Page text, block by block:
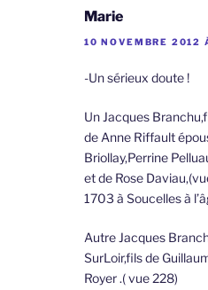
Marie
10 NOVEMBRE 2012
-Un sérieux doute !
Un Jacques
de Anne Riffault
Briollay,Perrine
et de Rose
1703 à Soucelles à
Autre Jacques
SurLoir,fils de
Royer .( vue 228)